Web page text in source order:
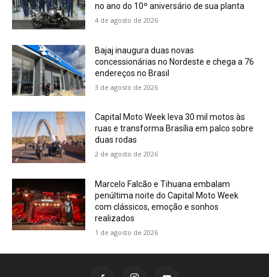
no ano do 10º aniversário de sua planta
4 de agosto de 2026
Bajaj inaugura duas novas
concessionárias no Nordeste e chega a 76
endereços no Brasil
3 de agosto de 2026
Capital Moto Week leva 30 mil motos às
ruas e transforma Brasília em palco sobre
duas rodas
2 de agosto de 2026
Marcelo Falcão e Tihuana embalam
penúltima noite do Capital Moto Week
com clássicos, emoção e sonhos
realizados
1 de agosto de 2026